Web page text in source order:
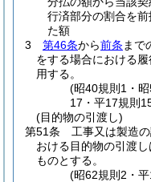
行済部分の割合を
た額
3
第46条から前条 まで
をする場合における
用する。
(昭40規則1・
17・平17規則
(目的物の引渡し)
第51条
工事又は製造
おける目的物の引渡
ものとする。
(昭62規則2・